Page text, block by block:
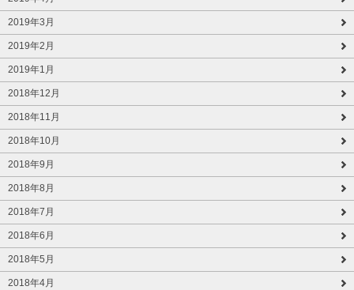
2019年3月
2019年2月
2019年1月
2018年12月
2018年11月
2018年10月
2018年9月
2018年8月
2018年7月
2018年6月
2018年5月
2018年4月